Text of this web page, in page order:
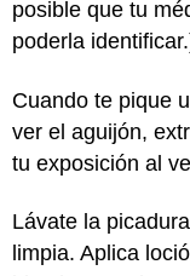
posible que tu
poderla
Cuando te pique
ver el aguijón,
tu exposición al
Lávate la
limpia. Aplica